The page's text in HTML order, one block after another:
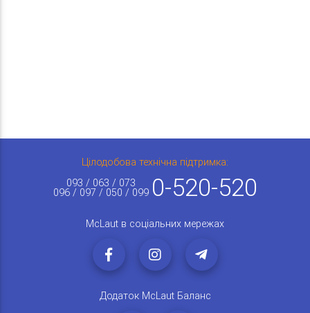
Цілодобова технічна підтримка:
093 / 063 / 073
096 / 097 / 050 / 099 0-520-520
McLaut в соціальних мережах
Додаток McLaut Баланс